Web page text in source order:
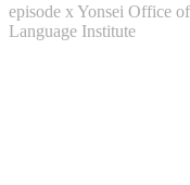
episode x Yonsei Office
Language Institute